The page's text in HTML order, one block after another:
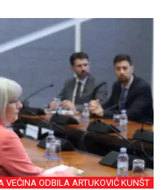
VEĆINA ODBILA ARTUKOVIĆ KUNŠT